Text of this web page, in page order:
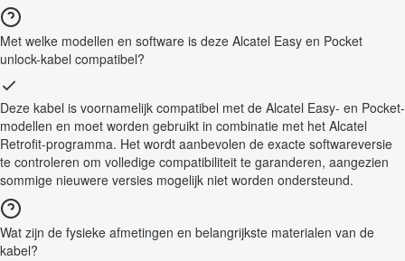
Met welke modellen en software is deze Alcatel Easy en Pocket
unlock-kabel compatibel?
Deze kabel is voornamelijk compatibel met de Alcatel Easy- en Pocket-
modellen en moet worden gebruikt in combinatie met het Alcatel
Retrofit-programma. Het wordt aanbevolen de exacte softwareversie
te controleren om volledige compatibiliteit te garanderen, aangezien
sommige nieuwere versies mogelijk niet worden ondersteund.
Wat zijn de fysieke afmetingen en belangrijkste materialen van de
kabel?